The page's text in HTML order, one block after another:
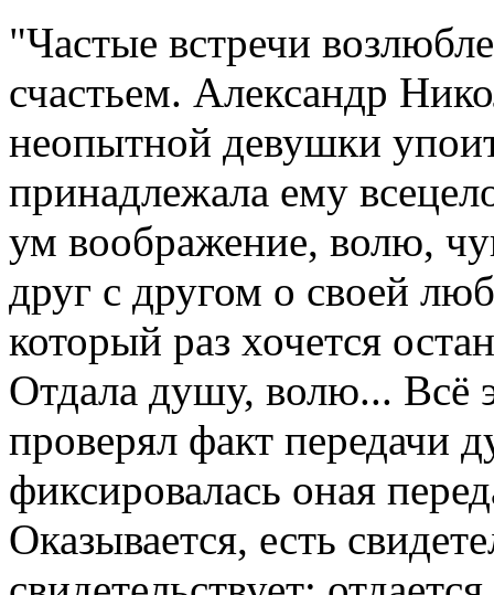
"Частые встречи
счастьем. Александр
неопытной девушки
принадлежала ему
ум воображение, волю,
друг с другом о своей
который раз хочется
Отдала душу, волю... Всё
проверял факт передачи
фиксировалась оная
Оказывается, есть